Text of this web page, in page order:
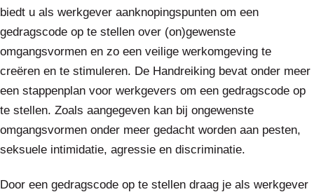
biedt u als werkgever aanknopingspunten om een
gedragscode op te stellen over (on)gewenste
omgangsvormen en zo een veilige werkomgeving te
creëren en te stimuleren. De Handreiking bevat onder meer
een stappenplan voor werkgevers om een gedragscode op
te stellen. Zoals aangegeven kan bij ongewenste
omgangsvormen onder meer gedacht worden aan pesten,
seksuele intimidatie, agressie en discriminatie.
Door een gedragscode op te stellen draag je als werkgever